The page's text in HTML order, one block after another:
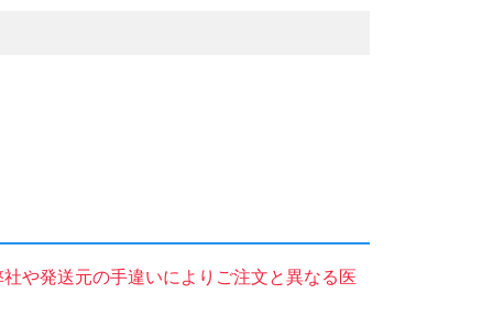
や発送元の手違いによりご注文と異なる医